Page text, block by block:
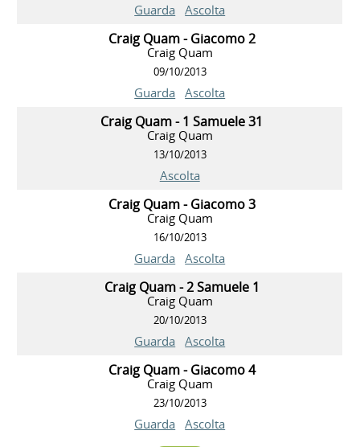
Guarda Ascolta
Craig Quam - Giacomo 2
Craig Quam
09/10/2013
Guarda Ascolta
Craig Quam - 1 Samuele 31
Craig Quam
13/10/2013
Ascolta
Craig Quam - Giacomo 3
Craig Quam
16/10/2013
Guarda Ascolta
Craig Quam - 2 Samuele 1
Craig Quam
20/10/2013
Guarda Ascolta
Craig Quam - Giacomo 4
Craig Quam
23/10/2013
Guarda Ascolta